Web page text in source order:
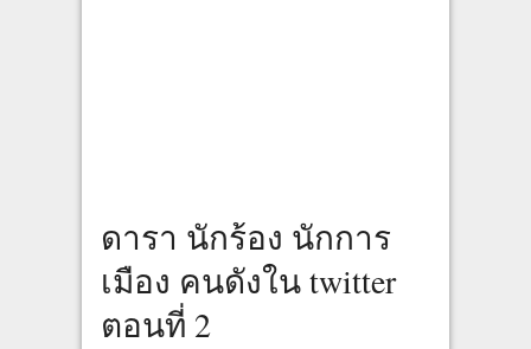
ดารา นักร้อง นักการ
เมือง คนดังใน twitter
ตอนที่ 2